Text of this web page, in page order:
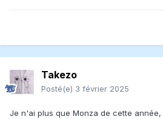
Takezo
Posté(e) 3 février 2025
Je n'ai plus que Monza de cette